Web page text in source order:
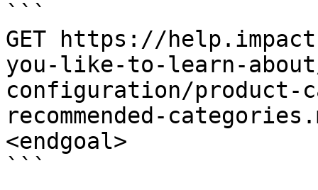
```
GET https://
you-like-to-learn-
configuration/product-
recommended-
<endgoal>
```